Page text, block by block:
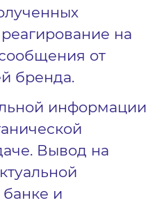
на
от
бренда.
информации
Вывод на
и